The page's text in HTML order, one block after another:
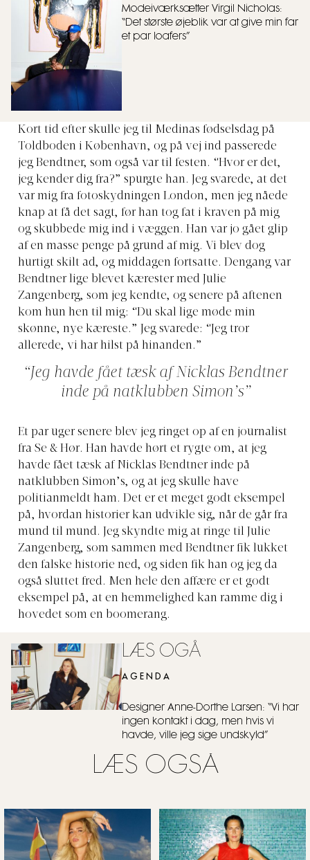
Modeiværksætter Virgil Nicholas:
“Det største øjeblik var at give min far
et par loafers”
Kort tid efter skulle jeg til Medinas fødselsdag på
Toldboden i København, og på vej ind passerede
jeg Bendtner, som også var til festen. “Hvor er det,
jeg kender dig fra?” spurgte han. Jeg svarede, at det
var mig fra fotoskydningen London, men jeg nåede
knap at få det sagt, før han tog fat i kraven på mig
og skubbede mig ind i væggen. Han var jo gået glip
af en masse penge på grund af mig. Vi blev dog
hurtigt skilt ad, og middagen fortsatte. Dengang var
Bendtner lige blevet kærester med Julie
Zangenberg, som jeg kendte, og senere på aftenen
kom hun hen til mig: “Du skal lige møde min
skønne, nye kæreste.” Jeg svarede: “Jeg tror
allerede, vi har hilst på hinanden.”
“Jeg havde fået tæsk af Nicklas Bendtner
inde på natklubben Simon’s”
Et par uger senere blev jeg ringet op af en journalist
fra Se & Hør. Han havde hørt et rygte om, at jeg
havde fået tæsk af Nicklas Bendtner inde på
natklubben Simon’s, og at jeg skulle have
politianmeldt ham. Det er et meget godt eksempel
på, hvordan historier kan udvikle sig, når de går fra
mund til mund. Jeg skyndte mig at ringe til Julie
Zangenberg, som sammen med Bendtner fik lukket
den falske historie ned, og siden fik han og jeg da
også sluttet fred. Men hele den affære er et godt
eksempel på, at en hemmelighed kan ramme dig i
hovedet som en boomerang.
LÆS OGÅ
AGENDA
Designer Anne-Dorthe Larsen: “Vi har
ingen kontakt i dag, men hvis vi
havde, ville jeg sige undskyld”
LÆS OGSÅ